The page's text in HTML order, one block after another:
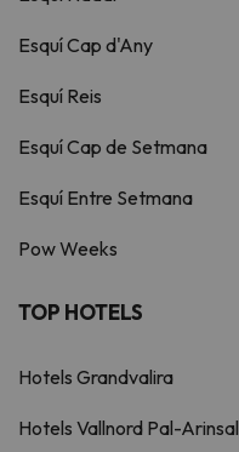
Esquí Cap d'Any
Esquí Reis
Esquí Cap de Setmana
Esquí Entre Setmana
Pow Weeks
TOP HOTELS
Hotels Grandvalira
Hotels Vallnord Pal-Arinsal